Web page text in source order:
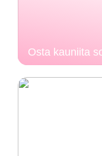
Osta kauniita